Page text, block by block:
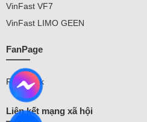
VinFast VF7
VinFast LIMO GEEN
FanPage
Facebook
Liên kết mạng xã hội